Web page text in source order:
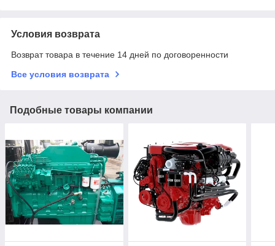
Условия возврата
Возврат товара в течение 14 дней по договоренности
Все условия возврата
Подобные товары компании